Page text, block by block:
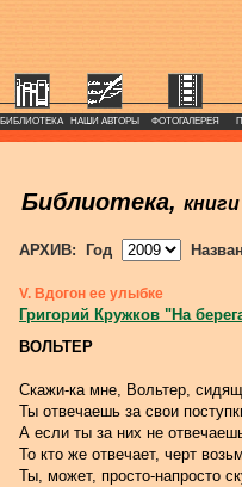
БИБЛИОТЕКА НАШИ АВТОРЫ ФОТОГАЛЕРЕЯ
Библиотека, книги
АРХИВ: Год
V. Вдогон ее улыбке
Григорий Кружков "На
ВОЛЬТЕР
Скажи-ка мне, Вольтер,
Ты отвечаешь за свои
А если ты за них не
То кто же отвечает, черт
Ты, может, просто-напросто